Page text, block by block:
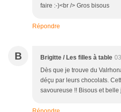
faire :-)<br /> Gros bisous
Répondre
B Brigitte / Les filles à table
Dès que je trouve du
déçu par leurs chocolats.
savoureuse !! Bisous et belle